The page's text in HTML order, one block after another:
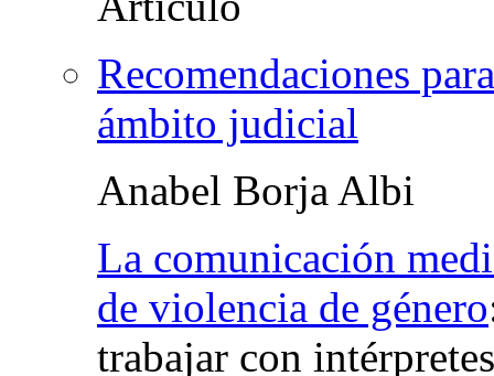
Recomendaciones
ámbito judicial
Anabel Borja Albi
La comunicación
de violencia de género
trabajar con